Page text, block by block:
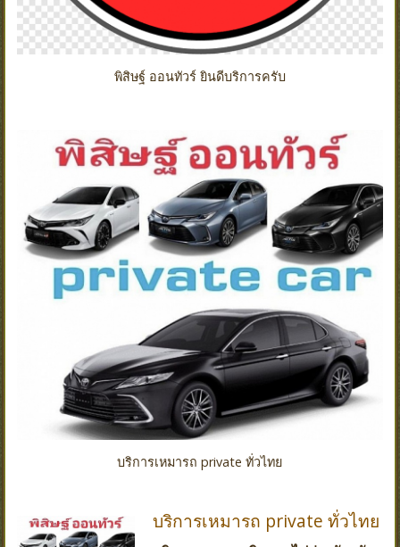
พิสิษฐ์ ออนทัวร์ ยินดีบริการครับ
บริการเหมารถ private ทั่วไทย
บริการเหมารถ private ทั่วไทย